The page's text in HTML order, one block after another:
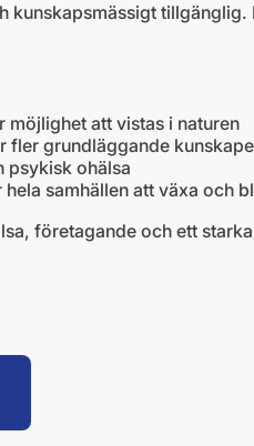
att vistas i naturen
grundläggande
psykisk ohälsa
samhällen att växa och
företagande och ett